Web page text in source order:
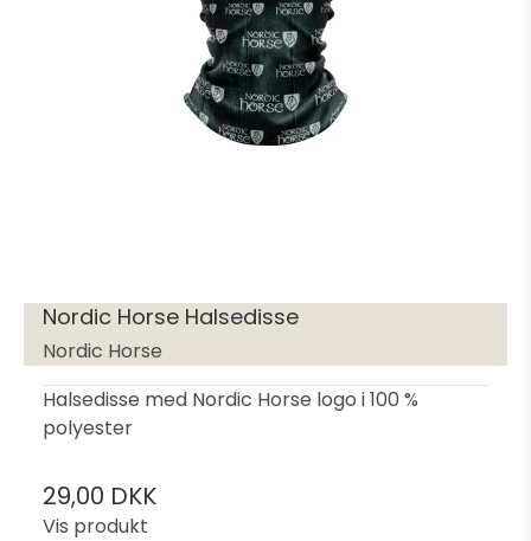
Nordic Horse Halsedisse
Nordic Horse
Halsedisse med Nordic Horse logo i 100 %
polyester
29,00 DKK
Vis produkt